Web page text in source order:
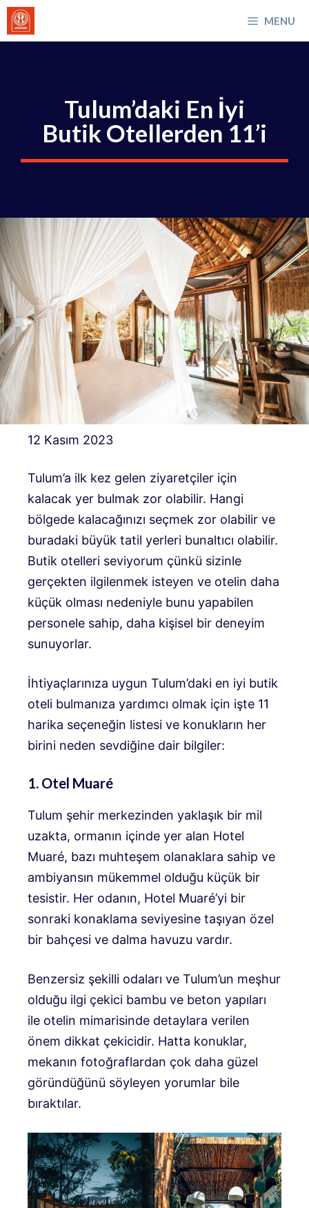
İçeriğe
atla
MENU
Tulum’daki En İyi
Butik Otellerden 11’i
12 Kasım 2023
Tulum’a ilk kez gelen ziyaretçiler için
kalacak yer bulmak zor olabilir. Hangi
bölgede kalacağınızı seçmek zor olabilir ve
buradaki büyük tatil yerleri bunaltıcı olabilir.
Butik otelleri seviyorum çünkü sizinle
gerçekten ilgilenmek isteyen ve otelin daha
küçük olması nedeniyle bunu yapabilen
personele sahip, daha kişisel bir deneyim
sunuyorlar.
İhtiyaçlarınıza uygun Tulum’daki en iyi butik
oteli bulmanıza yardımcı olmak için işte 11
harika seçeneğin listesi ve konukların her
birini neden sevdiğine dair bilgiler:
1. Otel Muaré
Tulum şehir merkezinden yaklaşık bir mil
uzakta, ormanın içinde yer alan Hotel
Muaré, bazı muhteşem olanaklara sahip ve
ambiyansın mükemmel olduğu küçük bir
tesistir. Her odanın, Hotel Muaré’yi bir
sonraki konaklama seviyesine taşıyan özel
bir bahçesi ve dalma havuzu vardır.
Benzersiz şekilli odaları ve Tulum’un meşhur
olduğu ilgi çekici bambu ve beton yapıları
ile otelin mimarisinde detaylara verilen
önem dikkat çekicidir. Hatta konuklar,
mekanın fotoğraflardan çok daha güzel
göründüğünü söyleyen yorumlar bile
bıraktılar.